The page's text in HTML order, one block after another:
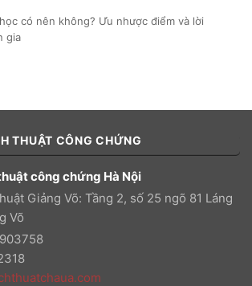
có nên không? Ưu nhược điểm và lời
gia
THUẬT CÔNG CHỨNG
công chứng Hà Nội
Giảng Võ: Tầng 2, số 25 ngõ 81 Láng
Võ